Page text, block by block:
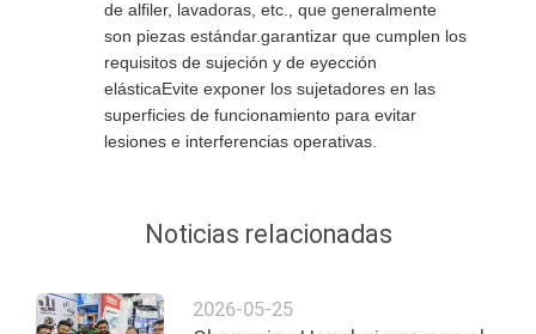
de alfiler, lavadoras, etc., que generalmente
son piezas estándar.garantizar que cumplen los
requisitos de sujeción y de eyección
elásticaEvite exponer los sujetadores en las
superficies de funcionamiento para evitar
lesiones e interferencias operativas.
Noticias relacionadas
2026-05-25